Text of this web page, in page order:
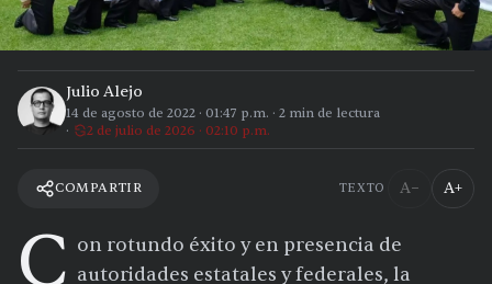
Julio Alejo
14 de agosto de 2022 · 01:47 p.m. · 2 min de lectura
2 de julio de 2026 · 02:10 p.m.
COMPARTIR TEXTO A− A+
C on rotundo éxito y en presencia de
autoridades estatales y federales, la